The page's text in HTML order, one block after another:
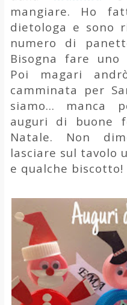
mangiare. Ho
dietologa e sono
numero di
Bisogna fare
Poi magari
camminata per
siamo... manca
auguri di buone
Natale. Non
lasciare sul tavolo
e qualche biscotto!